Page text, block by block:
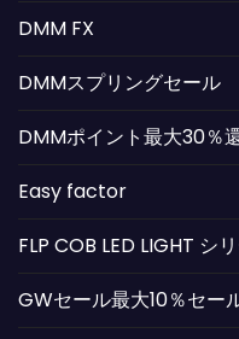
DMM FX
DMMスプリングセール
DMMポイント最大30％
Easy factor
FLP COB LED LIGHT シ
GWセール最大10％セー